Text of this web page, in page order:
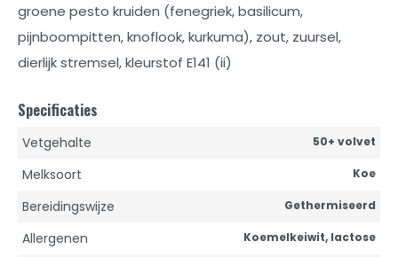
groene pesto kruiden (fenegriek, basilicum,
pijnboompitten, knoflook, kurkuma), zout, zuursel,
dierlijk stremsel, kleurstof E141 (ii)
Specificaties
Vetgehalte 50+ volvet
Melksoort Koe
Bereidingswijze Gethermiseerd
Allergenen Koemelkeiwit, lactose